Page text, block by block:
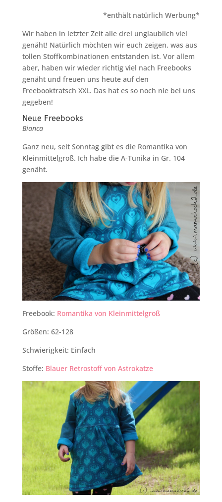
*enthält natürlich Werbung*
Wir haben in letzter Zeit alle drei unglaublich viel
genäht! Natürlich möchten wir euch zeigen, was aus
tollen Stoffkombinationen entstanden ist. Vor allem
aber, haben wir wieder richtig viel nach Freebooks
genäht und freuen uns heute auf den
Freebooktratsch XXL. Das hat es so noch nie bei uns
gegeben!
Neue Freebooks
Bianca
Ganz neu, seit Sonntag gibt es die Romantika von
Kleinmittelgroß. Ich habe die A-Tunika in Gr. 104
genäht.
Freebook: Romantika von Kleinmittelgroß
Größen: 62-128
Schwierigkeit: Einfach
Stoffe: Blauer Retrostoff von Astrokatze